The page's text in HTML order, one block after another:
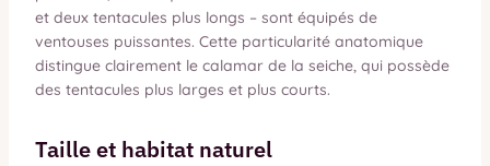
et deux tentacules plus longs – sont équipés de
ventouses puissantes. Cette particularité anatomique
distingue clairement le calamar de la seiche, qui possède
des tentacules plus larges et plus courts.
Taille et habitat naturel